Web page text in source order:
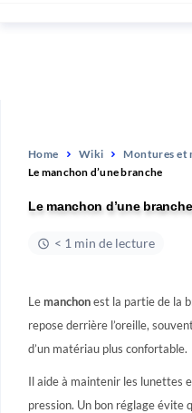
Home Wiki
Montures et
Le manchon d’une branche
Le manchon d’une branche
< 1 min de lecture
Lemanchonest la partie de la
repose derrière l’oreille,
d’un matériau plus confortable.
Il aide à maintenir les lunettes
pression. Un bon réglage évite